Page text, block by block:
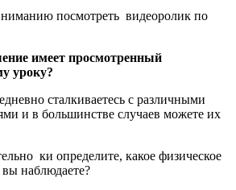
посмотреть видеоролик по
имеет просмотренный
уроку?
сталкиваетесь с различными
и в большинстве случаев можете их
ки определите, какое физическое
наблюдаете?